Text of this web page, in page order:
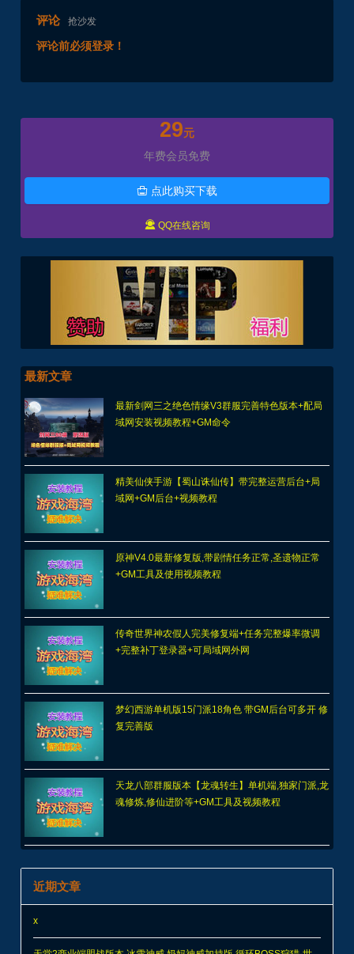
评论 抢沙发
评论前必须登录！
29元
年费会员免费
 点此购买下载
 QQ在线咨询
最新文章
最新剑网三之绝色情缘V3群服完善特色版本+配局
域网安装视频教程+GM命令
精美仙侠手游【蜀山诛仙传】带完整运营后台+局
域网+GM后台+视频教程
原神V4.0最新修复版,带剧情任务正常,圣遗物正常
+GM工具及使用视频教程
传奇世界神农假人完美修复端+任务完整爆率微调
+完整补丁登录器+可局域网外网
梦幻西游单机版15门派18角色 带GM后台可多开 修
复完善版
天龙八部群服版本【龙魂转生】单机端,独家门派,龙
魂修炼,修仙进阶等+GM工具及视频教程
近期文章
x